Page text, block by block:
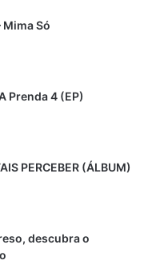
Só
Prenda 4 (EP)
PERCEBER (ÁLBUM)
descubra o